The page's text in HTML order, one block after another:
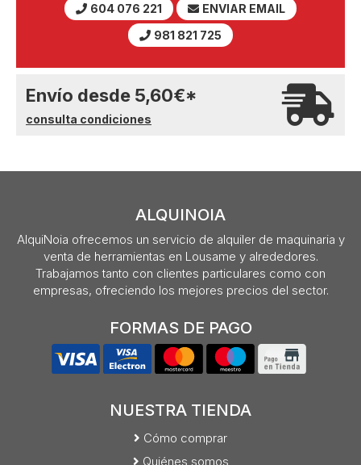
604 076 221
ENVIAR EMAIL
981 821 725
Envío desde 5,60€*
consulta condiciones
ALQUINOIA
AlquiNoia ofrecemos un servicio de alquiler de maquinaria y
venta de herramientas en Lousame y alrededores.
Trabajamos tanto con clientes particulares como con
empresas, ofreciendo los mejores precios del sector.
FORMAS DE PAGO
NUESTRA TIENDA
Cómo comprar
Quiénes somos